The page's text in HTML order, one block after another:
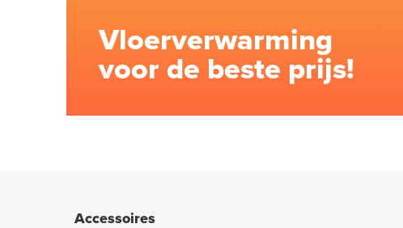
Vloerverwarming
voor de beste prijs!
Accessoires